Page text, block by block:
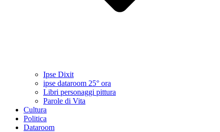
Ipse Dixit
ipse dataroom 25° ora
Libri personaggi pittura
Parole di Vita
Cultura
Politica
Dataroom